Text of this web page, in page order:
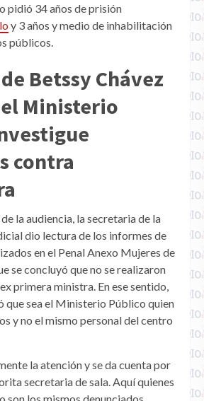
pidió 34 años de prisión
y 3 años y medio de inhabilitación
públicos.
Betssy Chávez
Ministerio
contra
la audiencia, la secretaria de la
dio lectura de los informes de
en el Penal Anexo Mujeres de
se concluyó que no se realizaron
primera ministra. En ese sentido,
sea el Ministerio Público quien
y no el mismo personal del centro
la atención y se da cuenta por
secretaria de sala. Aquí quienes
son los mismos denunciados.